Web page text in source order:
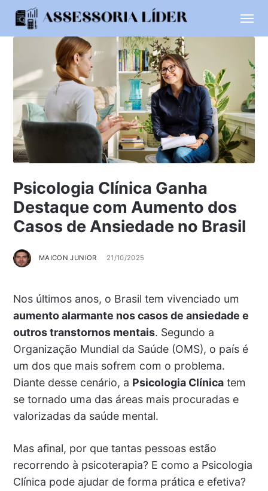
Psicologia Clínica Ganha
Destaque com Aumento dos
Casos de Ansiedade no Brasil
MAICON JUNIOR 21/10/2025
Nos últimos anos, o Brasil tem vivenciado um
aumento alarmante nos casos de ansiedade e
outros transtornos mentais. Segundo a
Organização Mundial da Saúde (OMS), o país é
um dos que mais sofrem com o problema.
Diante desse cenário, a Psicologia Clínicatem
se tornado uma das áreas mais procuradas e
valorizadas da saúde mental.
Mas afinal, por que tantas pessoas estão
recorrendo à psicoterapia? E como a Psicologia
Clínica pode ajudar de forma prática e efetiva?